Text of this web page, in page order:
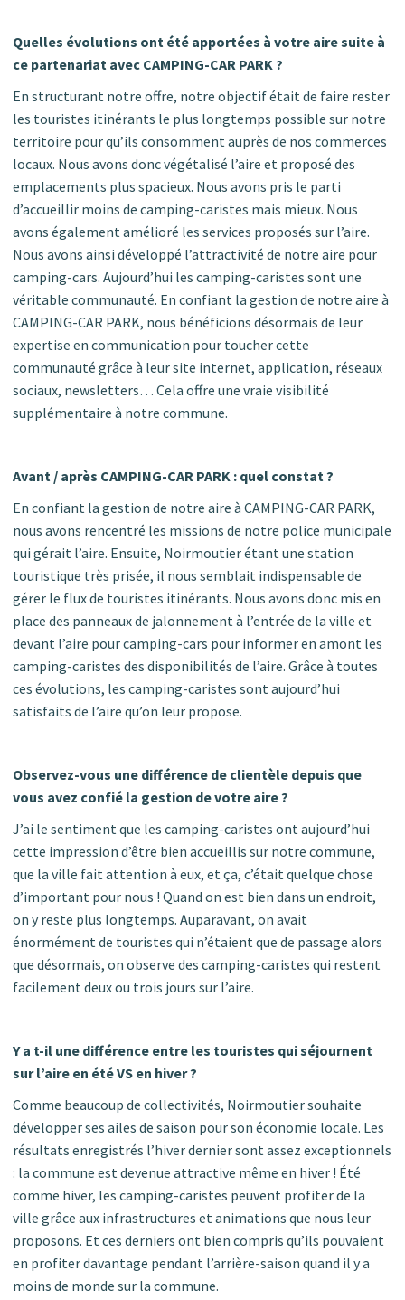
Quelles évolutions ont été apportées à votre aire suite à
ce partenariat avec CAMPING-CAR PARK ?
En structurant notre offre, notre objectif était de faire rester
les touristes itinérants le plus longtemps possible sur notre
territoire pour qu’ils consomment auprès de nos commerces
locaux. Nous avons donc végétalisé l’aire et proposé des
emplacements plus spacieux. Nous avons pris le parti
d’accueillir moins de camping-caristes mais mieux. Nous
avons également amélioré les services proposés sur l’aire.
Nous avons ainsi développé l’attractivité de notre aire pour
camping-cars. Aujourd’hui les camping-caristes sont une
véritable communauté. En confiant la gestion de notre aire à
CAMPING-CAR PARK, nous bénéficions désormais de leur
expertise en communication pour toucher cette
communauté grâce à leur site internet, application, réseaux
sociaux, newsletters… Cela offre une vraie visibilité
supplémentaire à notre commune.
Avant / après CAMPING-CAR PARK : quel constat ?
En confiant la gestion de notre aire à CAMPING-CAR PARK,
nous avons rencentré les missions de notre police municipale
qui gérait l’aire. Ensuite, Noirmoutier étant une station
touristique très prisée, il nous semblait indispensable de
gérer le flux de touristes itinérants. Nous avons donc mis en
place des panneaux de jalonnement à l’entrée de la ville et
devant l’aire pour camping-cars pour informer en amont les
camping-caristes des disponibilités de l’aire. Grâce à toutes
ces évolutions, les camping-caristes sont aujourd’hui
satisfaits de l’aire qu’on leur propose.
Observez-vous une différence de clientèle depuis que
vous avez confié la gestion de votre aire ?
J’ai le sentiment que les camping-caristes ont aujourd’hui
cette impression d’être bien accueillis sur notre commune,
que la ville fait attention à eux, et ça, c’était quelque chose
d’important pour nous ! Quand on est bien dans un endroit,
on y reste plus longtemps. Auparavant, on avait
énormément de touristes qui n’étaient que de passage alors
que désormais, on observe des camping-caristes qui restent
facilement deux ou trois jours sur l’aire.
Y a t-il une différence entre les touristes qui séjournent
sur l’aire en été VS en hiver ?
Comme beaucoup de collectivités, Noirmoutier souhaite
développer ses ailes de saison pour son économie locale. Les
résultats enregistrés l’hiver dernier sont assez exceptionnels
: la commune est devenue attractive même en hiver ! Été
comme hiver, les camping-caristes peuvent profiter de la
ville grâce aux infrastructures et animations que nous leur
proposons. Et ces derniers ont bien compris qu’ils pouvaient
en profiter davantage pendant l’arrière-saison quand il y a
moins de monde sur la commune.